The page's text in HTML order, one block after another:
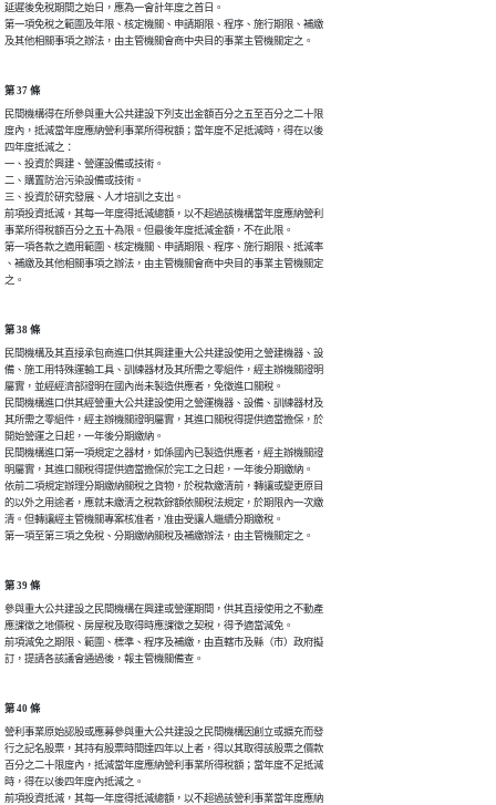
延遲後免稅期間之始日，應為一會計年度之首日。
第一項免稅之範圍及年限、核定機關、申請期限、程序、施行期限、補繳
及其他相關事項之辦法，由主管機關會商中央目的事業主管機關定之。
第 37 條
民間機構得在所參與重大公共建設下列支出金額百分之五至百分之二十限
度內，抵減當年度應納營利事業所得稅額；當年度不足抵減時，得在以後
四年度抵減之：
一、投資於興建、營運設備或技術。
二、購置防治污染設備或技術。
三、投資於研究發展、人才培訓之支出。
前項投資抵減，其每一年度得抵減總額，以不超過該機構當年度應納營利
事業所得稅額百分之五十為限。但最後年度抵減金額，不在此限。
第一項各款之適用範圍、核定機關、申請期限、程序、施行期限、抵減率
、補繳及其他相關事項之辦法，由主管機關會商中央目的事業主管機關定
之。
第 38 條
民間機構及其直接承包商進口供其興建重大公共建設使用之營建機器、設
備、施工用特殊運輸工具、訓練器材及其所需之零組件，經主辦機關證明
屬實，並經經濟部證明在國內尚未製造供應者，免徵進口關稅。
民間機構進口供其經營重大公共建設使用之營運機器、設備、訓練器材及
其所需之零組件，經主辦機關證明屬實，其進口關稅得提供適當擔保，於
開始營運之日起，一年後分期繳納。
民間機構進口第一項規定之器材，如係國內已製造供應者，經主辦機關證
明屬實，其進口關稅得提供適當擔保於完工之日起，一年後分期繳納。
依前二項規定辦理分期繳納關稅之貨物，於稅款繳清前，轉讓或變更原目
的以外之用途者，應就未繳清之稅款餘額依關稅法規定，於期限內一次繳
清。但轉讓經主管機關專案核准者，准由受讓人繼續分期繳稅。
第一項至第三項之免稅、分期繳納關稅及補繳辦法，由主管機關定之。
第 39 條
參與重大公共建設之民間機構在興建或營運期間，供其直接使用之不動產
應課徵之地價稅、房屋稅及取得時應課徵之契稅，得予適當減免。
前項減免之期限、範圍、標準、程序及補繳，由直轄市及縣（市）政府擬
訂，提請各該議會通過後，報主管機關備查。
第 40 條
營利事業原始認股或應募參與重大公共建設之民間機構因創立或擴充而發
行之記名股票，其持有股票時間達四年以上者，得以其取得該股票之價款
百分之二十限度內，抵減當年度應納營利事業所得稅額；當年度不足抵減
時，得在以後四年度內抵減之。
前項投資抵減，其每一年度得抵減總額，以不超過該營利事業當年度應納